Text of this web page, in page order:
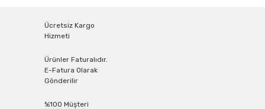
Ücretsiz Kargo
Hizmeti
Ürünler Faturalıdır.
E-Fatura Olarak
Gönderilir
%100 Müşteri